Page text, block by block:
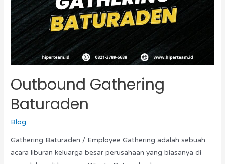
Outbound Gathering
Baturaden
Blog
Gathering Baturaden / Employee Gathering adalah sebuah
acara liburan keluarga besar perusahaan yang biasanya di